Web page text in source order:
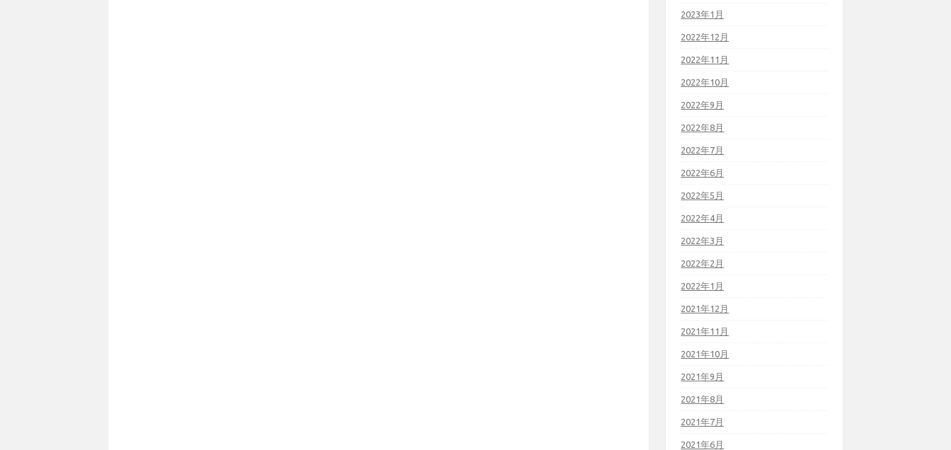
2023年1月
2022年12月
2022年11月
2022年10月
2022年9月
2022年8月
2022年7月
2022年6月
2022年5月
2022年4月
2022年3月
2022年2月
2022年1月
2021年12月
2021年11月
2021年10月
2021年9月
2021年8月
2021年7月
2021年6月